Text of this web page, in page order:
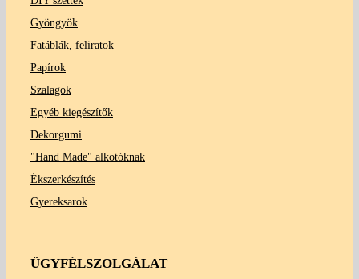
Gyöngyök
Fatáblák, feliratok
Papírok
Szalagok
Egyéb kiegészítők
Dekorgumi
"Hand Made" alkotóknak
Ékszerkészítés
Gyereksarok
ÜGYFÉLSZOLGÁLAT